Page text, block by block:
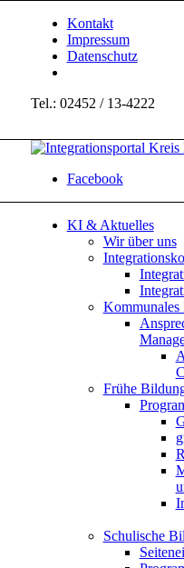
Kontakt
Impressum
Datenschutz
Tel.: 02452 / 13-4222
Facebook
KI & Aktuelles
Wir über uns
Kommunales
Frühe
Schulische